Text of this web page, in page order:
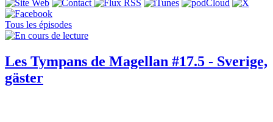
Tous les épisodes
Les Tympans de Magellan #17.5 - Sverige,
gäster